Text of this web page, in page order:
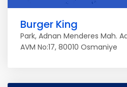
Burger King
Park, Adnan Menderes Mah.
AVM No:17, 80010 Osmaniye